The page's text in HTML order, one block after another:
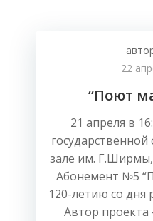
22
“Поют
21 апреля в
зале им. Г.Ширмы,
Абонемент №5
120-летию со
Автор проекта